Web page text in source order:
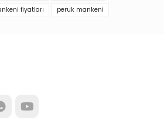
fiyatları
peruk mankeni